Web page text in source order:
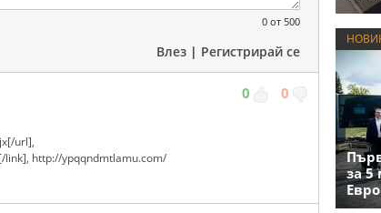
0 от 500
Влез | Регистрирай се
0 0
url],
link], http://ypqqndmtlamu.com/
за 5